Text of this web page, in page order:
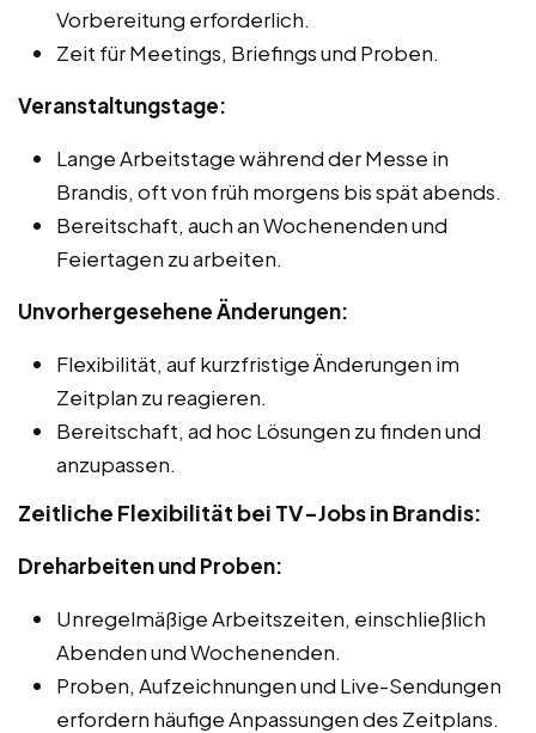
Vorbereitung erforderlich.
Zeit für Meetings, Briefings und Proben.
Veranstaltungstage:
Lange Arbeitstage während der Messe in
Brandis, oft von früh morgens bis spät abends.
Bereitschaft, auch an Wochenenden und
Feiertagen zu arbeiten.
Unvorhergesehene Änderungen:
Flexibilität, auf kurzfristige Änderungen im
Zeitplan zu reagieren.
Bereitschaft, ad hoc Lösungen zu finden und
anzupassen.
Zeitliche Flexibilität bei TV-Jobs in Brandis:
Dreharbeiten und Proben:
Unregelmäßige Arbeitszeiten, einschließlich
Abenden und Wochenenden.
Proben, Aufzeichnungen und Live-Sendungen
erfordern häufige Anpassungen des Zeitplans.